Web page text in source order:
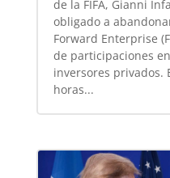
de la FIFA, Gianni
obligado a
Forward Enterprise
de participaciones
inversores privados.
horas...